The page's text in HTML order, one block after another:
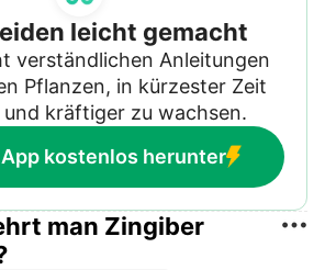
leicht gemacht
verständlichen Anleitungen
Pflanzen, in kürzester Zeit
und kräftiger zu wachsen.
App kostenlos herunter
man Zingiber